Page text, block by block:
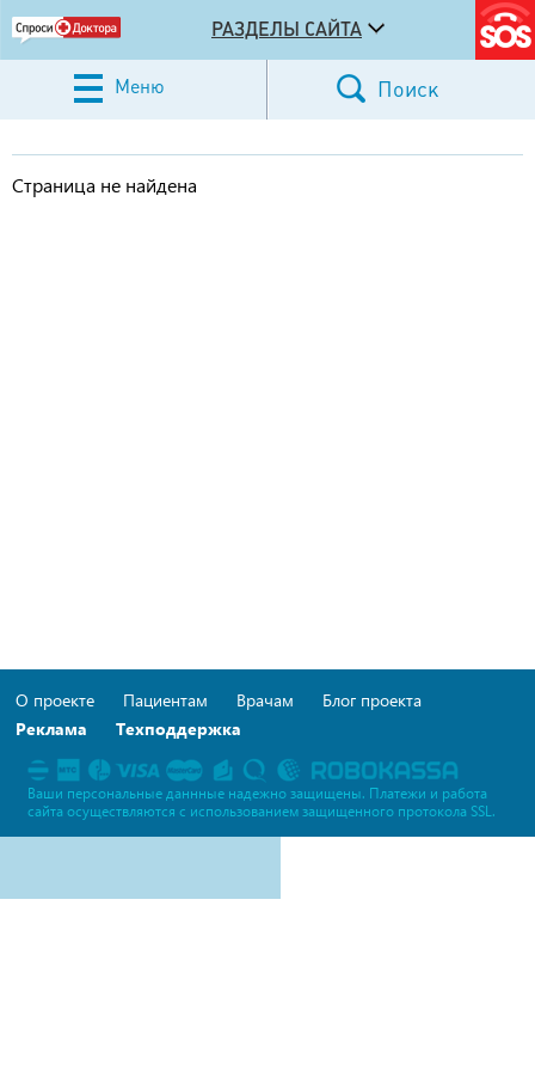
РАЗДЕЛЫ САЙТА
Меню Поиск
Страница не найдена
О проекте Пациентам Врачам
Блог проекта
Реклама
Техподдержка
Ваши персональные даннные надежно защищены. Платежи и работа
сайта осуществляются c использованием защищенного протокола SSL.